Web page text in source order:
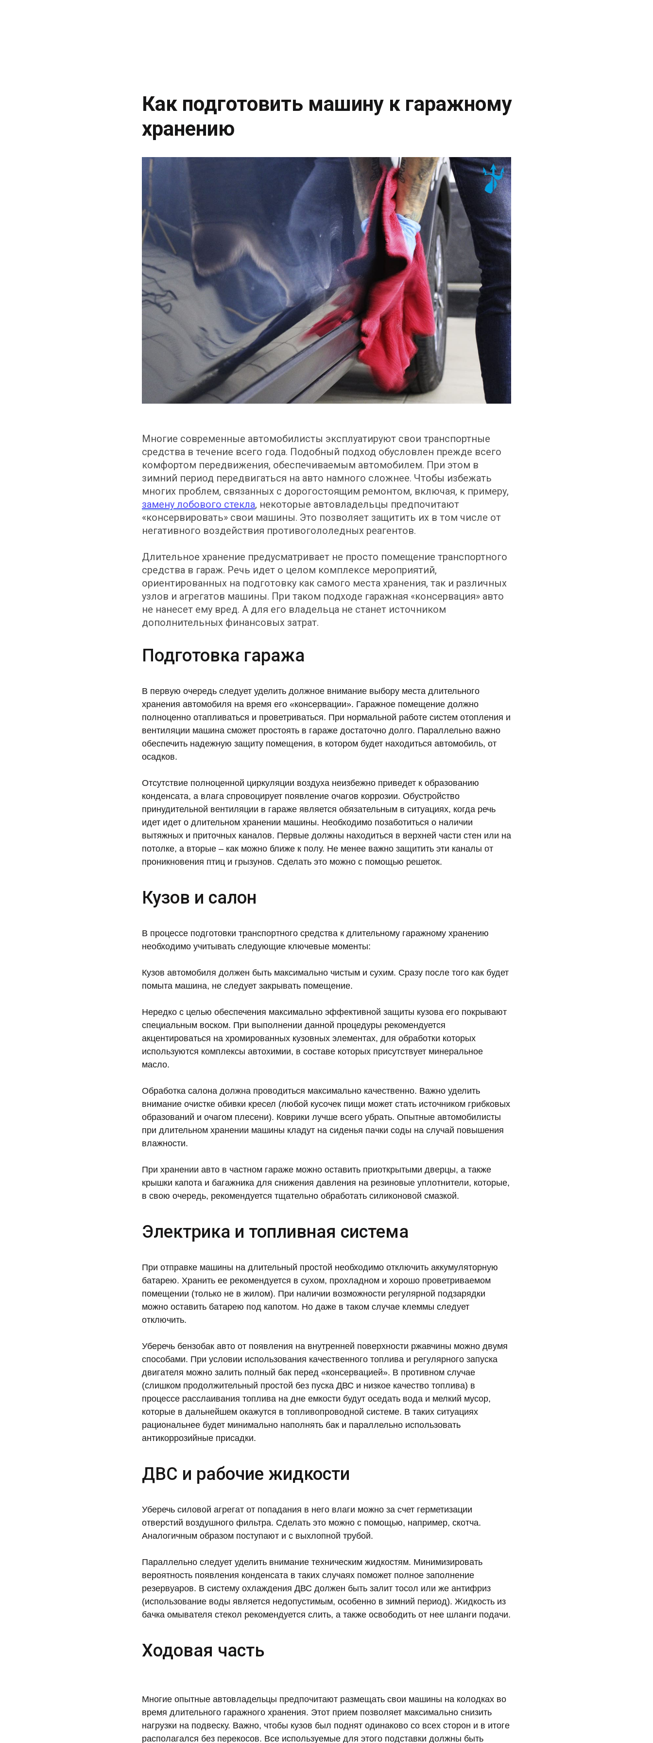
Как подготовить машину к гаражному
хранению
Многие современные автомобилисты эксплуатируют свои транспортные
средства в течение всего года. Подобный подход обусловлен прежде всего
комфортом передвижения, обеспечиваемым автомобилем. При этом в
зимний период передвигаться на авто намного сложнее. Чтобы избежать
многих проблем, связанных с дорогостоящим ремонтом, включая, к примеру,
замену лобового стекла, некоторые автовладельцы предпочитают
«консервировать» свои машины. Это позволяет защитить их в том числе от
негативного воздействия противогололедных реагентов.
Длительное хранение предусматривает не просто помещение транспортного
средства в гараж. Речь идет о целом комплексе мероприятий,
ориентированных на подготовку как самого места хранения, так и различных
узлов и агрегатов машины. При таком подходе гаражная «консервация» авто
не нанесет ему вред. А для его владельца не станет источником
дополнительных финансовых затрат.
Подготовка гаража
В первую очередь следует уделить должное внимание выбору места длительного
хранения автомобиля на время его «консервации». Гаражное помещение должно
полноценно отапливаться и проветриваться. При нормальной работе систем отопления и
вентиляции машина сможет простоять в гараже достаточно долго. Параллельно важно
обеспечить надежную защиту помещения, в котором будет находиться автомобиль, от
осадков.
Отсутствие полноценной циркуляции воздуха неизбежно приведет к образованию
конденсата, а влага спровоцирует появление очагов коррозии. Обустройство
принудительной вентиляции в гараже является обязательным в ситуациях, когда речь
идет идет о длительном хранении машины. Необходимо позаботиться о наличии
вытяжных и приточных каналов. Первые должны находиться в верхней части стен или на
потолке, а вторые – как можно ближе к полу. Не менее важно защитить эти каналы от
проникновения птиц и грызунов. Сделать это можно с помощью решеток.
Кузов и салон
В процессе подготовки транспортного средства к длительному гаражному хранению
необходимо учитывать следующие ключевые моменты:
Кузов автомобиля должен быть максимально чистым и сухим. Сразу после того как будет
помыта машина, не следует закрывать помещение.
Нередко с целью обеспечения максимально эффективной защиты кузова его покрывают
специальным воском. При выполнении данной процедуры рекомендуется
акцентироваться на хромированных кузовных элементах, для обработки которых
используются комплексы автохимии, в составе которых присутствует минеральное
масло.
Обработка салона должна проводиться максимально качественно. Важно уделить
внимание очистке обивки кресел (любой кусочек пищи может стать источником грибковых
образований и очагом плесени). Коврики лучше всего убрать. Опытные автомобилисты
при длительном хранении машины кладут на сиденья пачки соды на случай повышения
влажности.
При хранении авто в частном гараже можно оставить приоткрытыми дверцы, а также
крышки капота и багажника для снижения давления на резиновые уплотнители, которые,
в свою очередь, рекомендуется тщательно обработать силиконовой смазкой.
Электрика и топливная система
При отправке машины на длительный простой необходимо отключить аккумуляторную
батарею. Хранить ее рекомендуется в сухом, прохладном и хорошо проветриваемом
помещении (только не в жилом). При наличии возможности регулярной подзарядки
можно оставить батарею под капотом. Но даже в таком случае клеммы следует
отключить.
Уберечь бензобак авто от появления на внутренней поверхности ржавчины можно двумя
способами. При условии использования качественного топлива и регулярного запуска
двигателя можно залить полный бак перед «консервацией». В противном случае
(слишком продолжительный простой без пуска ДВС и низкое качество топлива) в
процессе расслаивания топлива на дне емкости будут оседать вода и мелкий мусор,
которые в дальнейшем окажутся в топливопроводной системе. В таких ситуациях
рациональнее будет минимально наполнять бак и параллельно использовать
антикоррозийные присадки.
ДВС и рабочие жидкости
Уберечь силовой агрегат от попадания в него влаги можно за счет герметизации
отверстий воздушного фильтра. Сделать это можно с помощью, например, скотча.
Аналогичным образом поступают и с выхлопной трубой.
Параллельно следует уделить внимание техническим жидкостям. Минимизировать
вероятность появления конденсата в таких случаях поможет полное заполнение
резервуаров. В систему охлаждения ДВС должен быть залит тосол или же антифриз
(использование воды является недопустимым, особенно в зимний период). Жидкость из
бачка омывателя стекол рекомендуется слить, а также освободить от нее шланги подачи.
Ходовая часть
Многие опытные автовладельцы предпочитают размещать свои машины на колодках во
время длительного гаражного хранения. Этот прием позволяет максимально снизить
нагрузки на подвеску. Важно, чтобы кузов был поднят одинаково со всех сторон и в итоге
располагался без перекосов. Все используемые для этого подставки должны быть